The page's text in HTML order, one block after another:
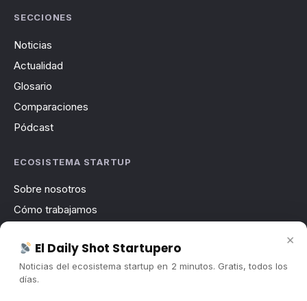
SECCIONES
Noticias
Actualidad
Glosario
Comparaciones
Pódcast
ECOSISTEMA STARTUP
Sobre nosotros
Cómo trabajamos
Contacto
Publicidad
×
El Daily Shot Startupero
Noticias del ecosistema startup en 2 minutos. Gratis, todos los
días.